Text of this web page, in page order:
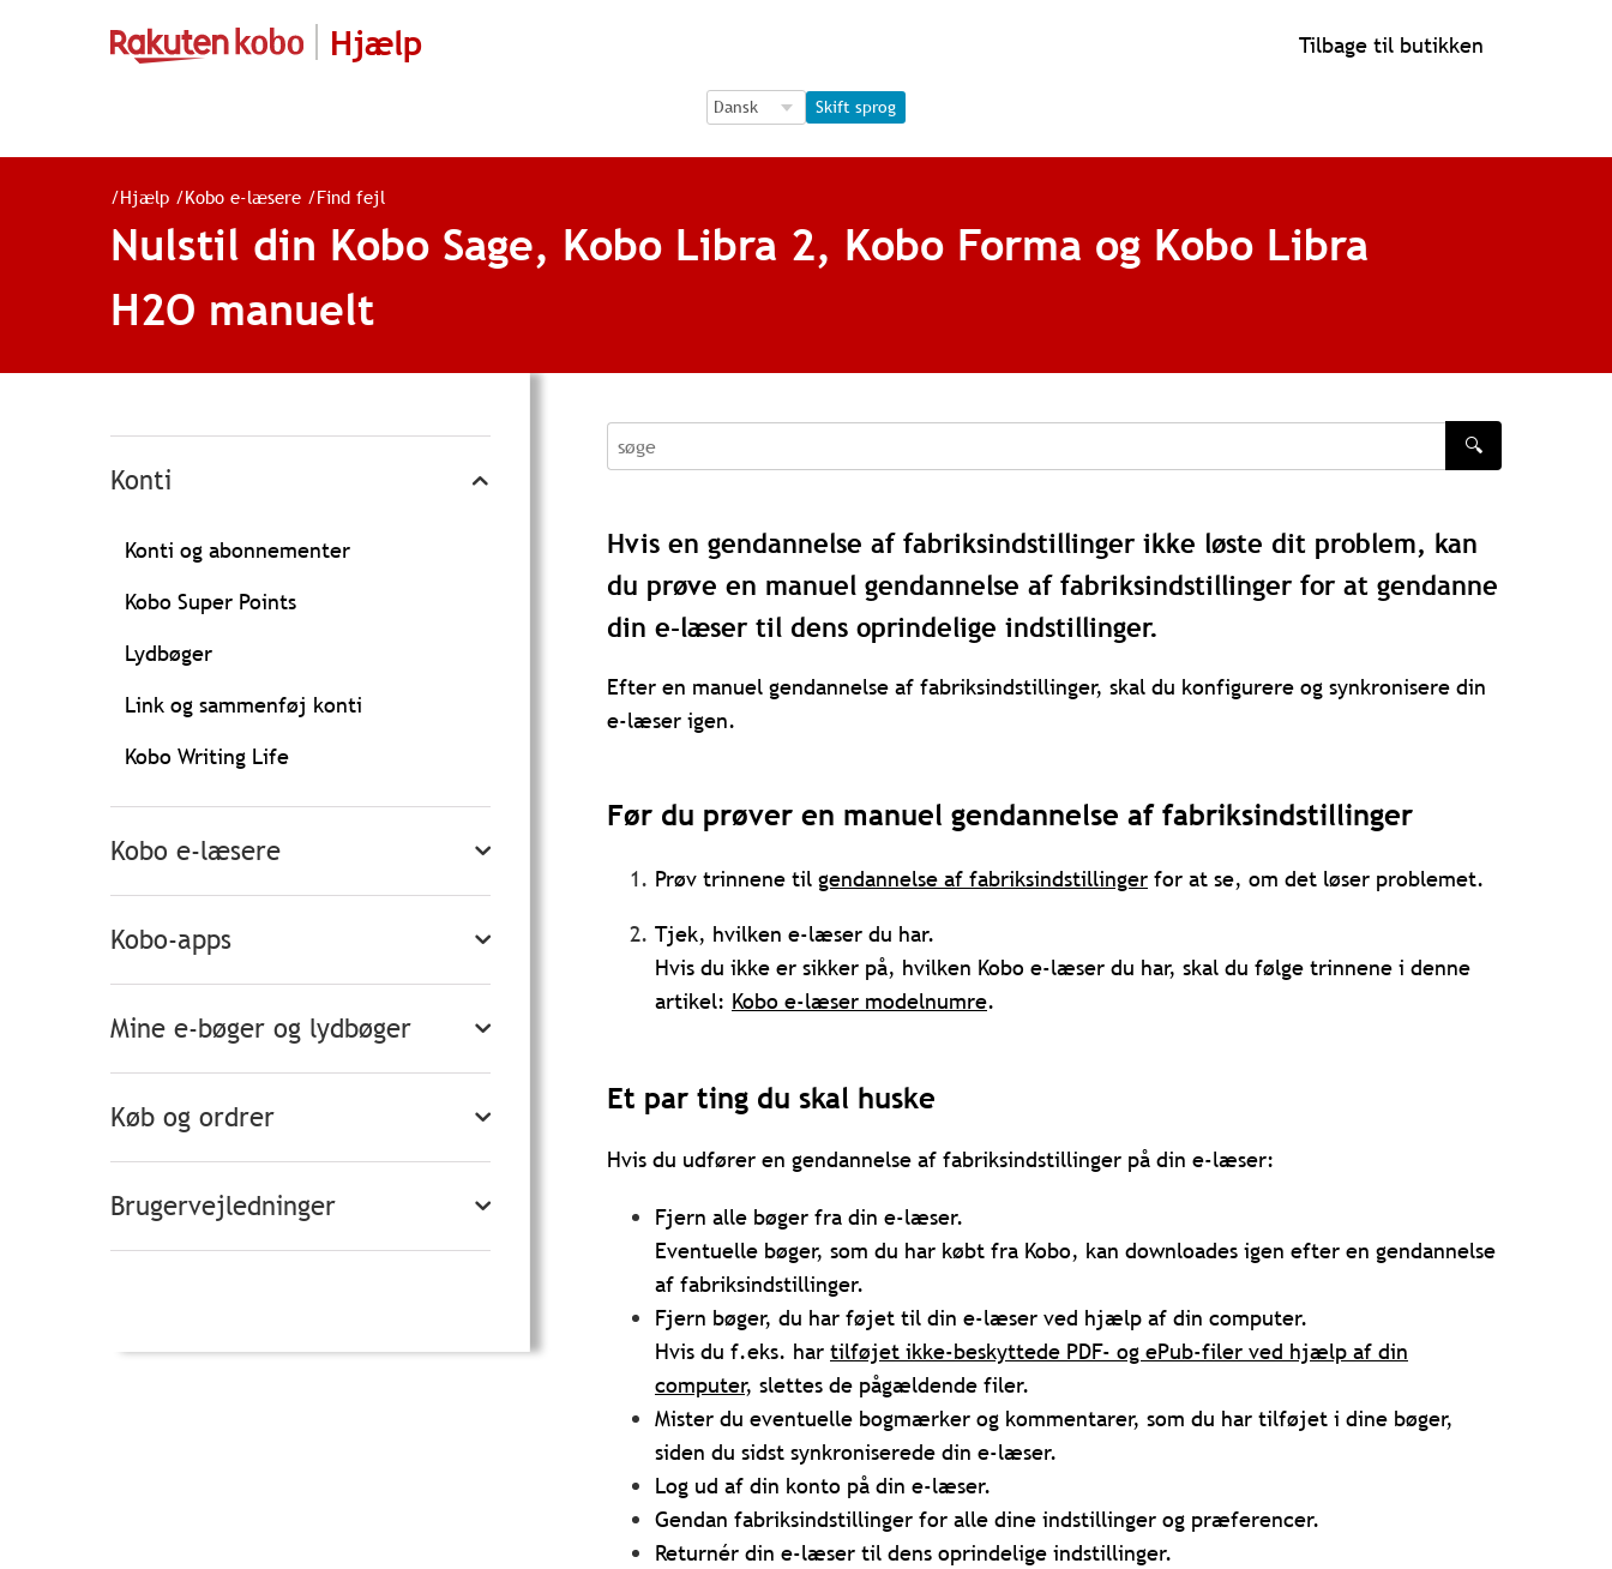
Hjælp Tilbage til butikken
Language Selection
Language Selection
Skift sprog
/Hjælp /Kobo e-læsere /Find fejl
Nulstil din Kobo Sage, Kobo Libra 2, Kobo Forma og Kobo Libra
H2O manuelt
Konti
Konti og abonnementer
Kobo Super Points
Lydbøger
Link og sammenføj konti
Kobo Writing Life
Kobo e-læsere
Kobo-apps
Mine e-bøger og lydbøger
Køb og ordrer
Brugervejledninger
søge
🔍
Hvis en gendannelse af fabriksindstillinger ikke løste dit problem, kan
du prøve en manuel gendannelse af fabriksindstillinger for at gendanne
din e-læser til dens oprindelige indstillinger.
Efter en manuel gendannelse af fabriksindstillinger, skal du konfigurere og synkronisere din
e-læser igen.
Før du prøver en manuel gendannelse af fabriksindstillinger
Prøv trinnene til gendannelse af fabriksindstillinger for at se, om det løser problemet.
Tjek, hvilken e-læser du har.
Hvis du ikke er sikker på, hvilken Kobo e-læser du har, skal du følge trinnene i denne
artikel: Kobo e-læser modelnumre.
Et par ting du skal huske
Hvis du udfører en gendannelse af fabriksindstillinger på din e-læser:
Fjern alle bøger fra din e-læser.
Eventuelle bøger, som du har købt fra Kobo, kan downloades igen efter en gendannelse
af fabriksindstillinger.
Fjern bøger, du har føjet til din e-læser ved hjælp af din computer.
Hvis du f.eks. har tilføjet ikke-beskyttede PDF- og ePub-filer ved hjælp af din
computer, slettes de pågældende filer.
Mister du eventuelle bogmærker og kommentarer, som du har tilføjet i dine bøger,
siden du sidst synkroniserede din e-læser.
Log ud af din konto på din e-læser.
Gendan fabriksindstillinger for alle dine indstillinger og præferencer.
Returnér din e-læser til dens oprindelige indstillinger.